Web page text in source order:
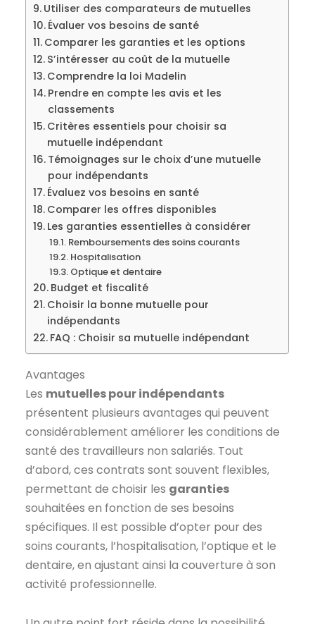
Utiliser des comparateurs de mutuelles
Évaluer vos besoins de santé
Comparer les garanties et les options
S’intéresser au coût de la mutuelle
Comprendre la loi Madelin
Prendre en compte les avis et les
classements
Critères essentiels pour choisir sa
mutuelle indépendant
Témoignages sur le choix d’une mutuelle
pour indépendants
Évaluez vos besoins en santé
Comparer les offres disponibles
Les garanties essentielles à considérer
Remboursements des soins courants
Hospitalisation
Optique et dentaire
Budget et fiscalité
Choisir la bonne mutuelle pour
indépendants
FAQ : Choisir sa mutuelle indépendant
Avantages
Les mutuelles pour indépendants
présentent plusieurs avantages qui peuvent
considérablement améliorer les conditions de
santé des travailleurs non salariés. Tout
d’abord, ces contrats sont souvent flexibles,
permettant de choisir les garanties
souhaitées en fonction de ses besoins
spécifiques. Il est possible d’opter pour des
soins courants, l’hospitalisation, l’optique et le
dentaire, en ajustant ainsi la couverture à son
activité professionnelle.